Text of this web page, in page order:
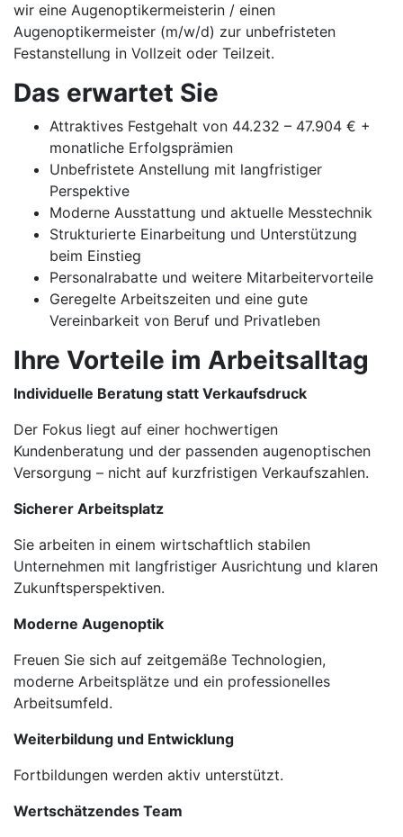
wir eine Augenoptikermeisterin / einen
Augenoptikermeister (m/w/d) zur unbefristeten
Festanstellung in Vollzeit oder Teilzeit.
Das erwartet Sie
Attraktives Festgehalt von 44.232 – 47.904 € +
monatliche Erfolgsprämien
Unbefristete Anstellung mit langfristiger
Perspektive
Moderne Ausstattung und aktuelle Messtechnik
Strukturierte Einarbeitung und Unterstützung
beim Einstieg
Personalrabatte und weitere Mitarbeitervorteile
Geregelte Arbeitszeiten und eine gute
Vereinbarkeit von Beruf und Privatleben
Ihre Vorteile im Arbeitsalltag
Individuelle Beratung statt Verkaufsdruck
Der Fokus liegt auf einer hochwertigen
Kundenberatung und der passenden augenoptischen
Versorgung – nicht auf kurzfristigen Verkaufszahlen.
Sicherer Arbeitsplatz
Sie arbeiten in einem wirtschaftlich stabilen
Unternehmen mit langfristiger Ausrichtung und klaren
Zukunftsperspektiven.
Moderne Augenoptik
Freuen Sie sich auf zeitgemäße Technologien,
moderne Arbeitsplätze und ein professionelles
Arbeitsumfeld.
Weiterbildung und Entwicklung
Fortbildungen werden aktiv unterstützt.
Wertschätzendes Team